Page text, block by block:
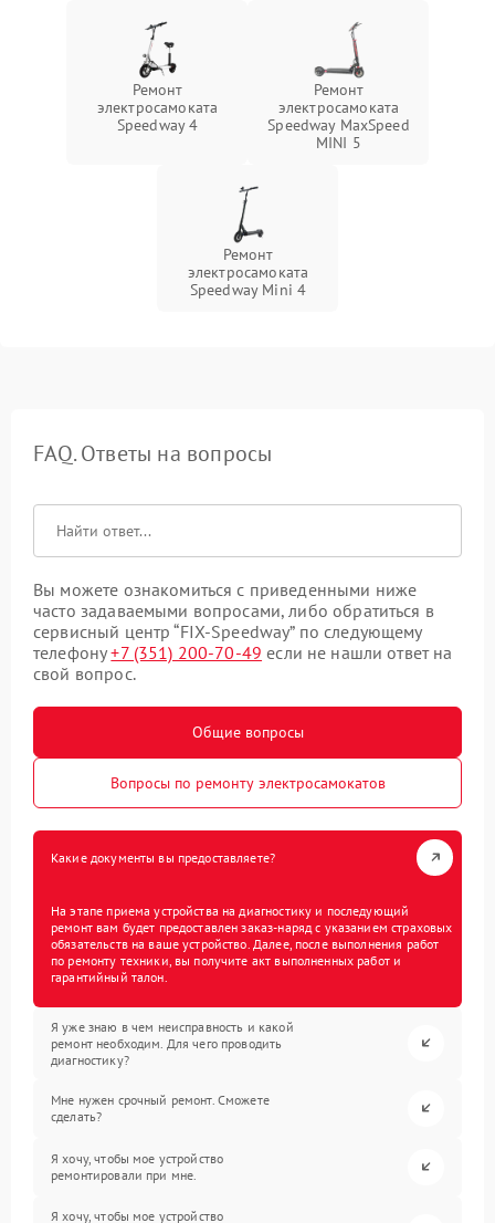
Ремонт
электросамоката
Speedway 4
Ремонт
электросамоката
Speedway MaxSpeed
MINI 5
Ремонт
электросамоката
Speedway Mini 4
FAQ. Ответы на вопросы
Вы можете ознакомиться с приведенными ниже
часто задаваемыми вопросами, либо обратиться в
сервисный центр “FIX-Speedway” по следующему
телефону+7 (351) 200-70-49 если не нашли ответ на
свой вопрос.
Общие вопросы
Вопросы по ремонту электросамокатов
Какие документы вы предоставляете?
На этапе приема устройства на диагностику и последующий
ремонт вам будет предоставлен заказ-наряд с указанием страховых
обязательств на ваше устройство. Далее, после выполнения работ
по ремонту техники, вы получите акт выполненных работ и
гарантийный талон.
Я уже знаю в чем неисправность и какой
ремонт необходим. Для чего проводить
диагностику?
Мне нужен срочный ремонт. Сможете
сделать?
Я хочу, чтобы мое устройство
ремонтировали при мне.
Я хочу, чтобы мое устройство